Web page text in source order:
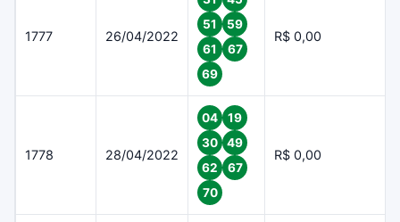
1777 26/04/2022
51
59
61
67
69
R$ 0,00
1778 28/04/2022
04
19
30
49
62
67
70
R$ 0,00